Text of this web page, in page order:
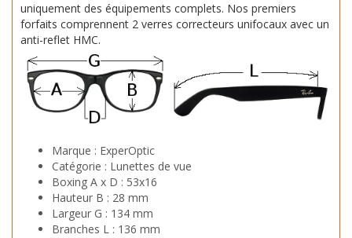
uniquement des équipements complets. Nos premiers
forfaits comprennent 2 verres correcteurs unifocaux avec un
anti-reflet HMC.
Marque : ExperOptic
Catégorie : Lunettes de vue
Boxing A x D : 53x16
Hauteur B : 28 mm
Largeur G : 134 mm
Branches L : 136 mm